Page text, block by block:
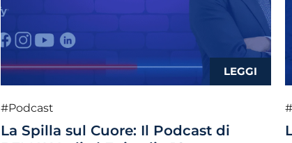
#Podcast
La Spilla sul Cuore: Il Podcast di